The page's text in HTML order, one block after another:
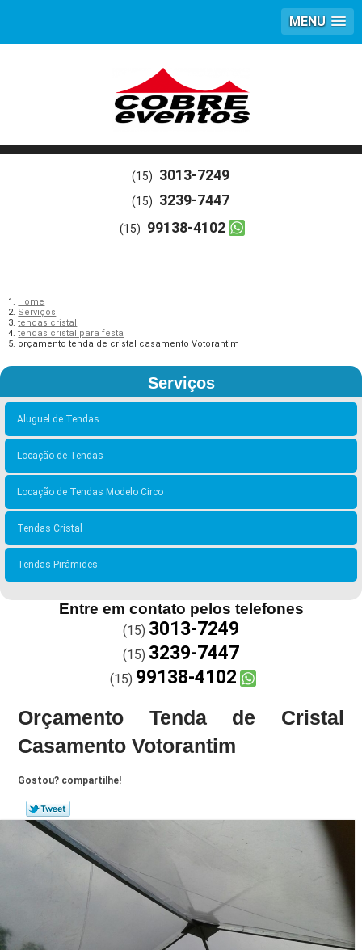
MENU
(15) 3013-7249
(15) 3239-7447
(15) 99138-4102
Home
Serviços
tendas cristal
tendas cristal para festa
orçamento tenda de cristal casamento Votorantim
Serviços
Aluguel de Tendas
Locação de Tendas
Locação de Tendas Modelo Circo
Tendas Cristal
Tendas Pirâmides
Entre em contato pelos telefones
(15) 3013-7249
(15) 3239-7447
(15) 99138-4102
Orçamento Tenda de Cristal
Casamento Votorantim
Gostou? compartilhe!